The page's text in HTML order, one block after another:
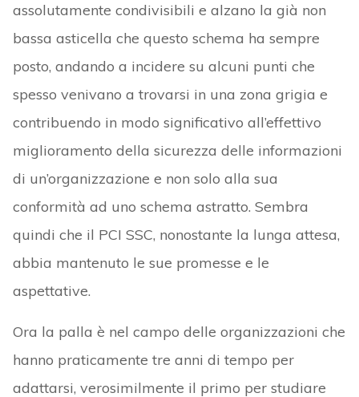
assolutamente condivisibili e alzano la già non
bassa asticella che questo schema ha sempre
posto, andando a incidere su alcuni punti che
spesso venivano a trovarsi in una zona grigia e
contribuendo in modo significativo all’effettivo
miglioramento della sicurezza delle informazioni
di un’organizzazione e non solo alla sua
conformità ad uno schema astratto. Sembra
quindi che il PCI SSC, nonostante la lunga attesa,
abbia mantenuto le sue promesse e le
aspettative.
Ora la palla è nel campo delle organizzazioni che
hanno praticamente tre anni di tempo per
adattarsi, verosimilmente il primo per studiare